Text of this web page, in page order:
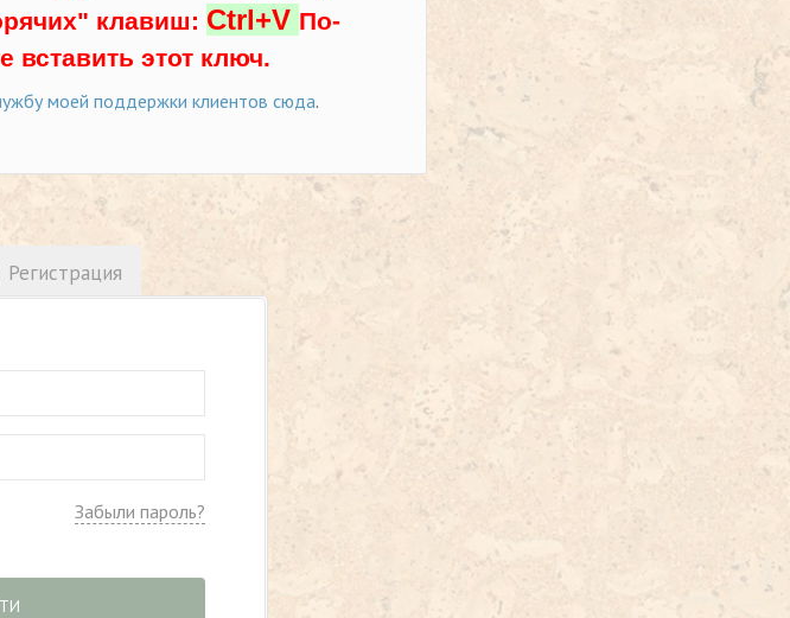
клавиш: Ctrl+V По-
этот ключ.
моей поддержки клиентов сюда.
Регистрация
Забыли пароль?